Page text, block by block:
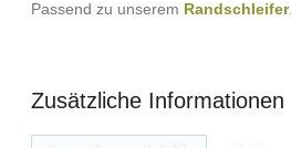
Passend zu unserem Randschleifer.
Zusätzliche Informationen